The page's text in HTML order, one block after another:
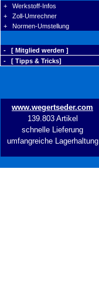
+ Werkstoff-Infos
+ Zoll-Umrechner
+ Normen-Umstellung
- [ Mitglied werden ]
- [ Tipps & Tricks]
www.wegertseder.com
139.803 Artikel
schnelle Lieferung
umfangreiche Lagerhaltung